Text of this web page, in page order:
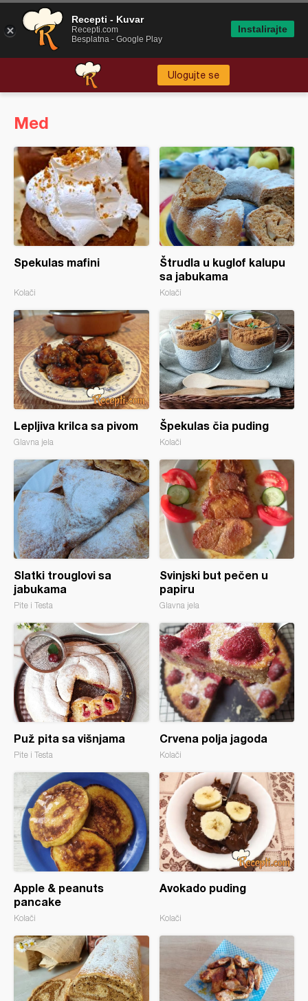
Ulogujte se
Med
Spekulas mafini
Kolači
Štrudla u kuglof kalupu
sa jabukama
Kolači
Lepljiva krilca sa pivom
Glavna jela
Špekulas čia puding
Kolači
Slatki trouglovi sa
jabukama
Pite i Testa
Svinjski but pečen u
papiru
Glavna jela
Puž pita sa višnjama
Pite i Testa
Crvena polja jagoda
Kolači
Apple & peanuts
pancake
Kolači
Avokado puding
Kolači
Recepti - Kuvar
Recepti.com
Besplatna - Google Play
Instalirajte